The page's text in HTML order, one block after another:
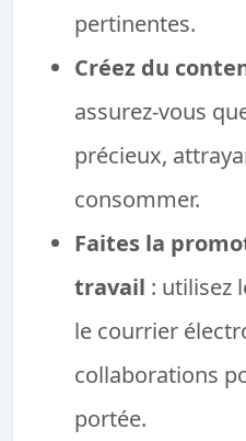
pertinentes.
Créez du
assurez-vous
précieux,
consommer.
Faites la
travail : utilisez
le courrier
collaborations
portée.